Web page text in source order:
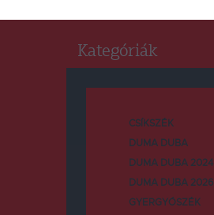
Kategóriák
CSÍKSZÉK
DUMA DUBA
DUMA DUBA 2024
DUMA DUBA 2026
GYERGYÓSZÉK